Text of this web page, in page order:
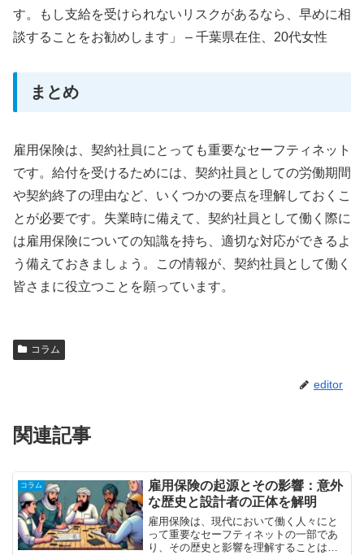
す。もし支給を受けられないリスクがあるなら、早めに相
談することをお勧めします」 – 千葉県在住、20代女性
まとめ
雇用保険は、契約社員にとっても重要なセーフティネット
です。給付を受けるためには、契約社員としての労働期間
や契約終了の理由など、いくつかの要点を理解しておくこ
とが必要です。失業時に備えて、契約社員として働く際に
は雇用保険についての知識を持ち、適切な対応ができるよ
う備えておきましょう。この情報が、契約社員として働く
皆さまに役立つことを願っています。
コラム
editor
関連記事
コラム
雇用保険の起源とその影響：意外
な歴史と設計者の正体を解明
雇用保険は、現代において働く人々にと
って重要なセーフティネットの一部であ
り、その歴史と影響を理解することは非